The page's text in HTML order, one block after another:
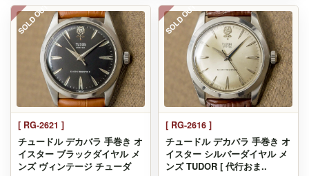
SOLD OUT
[ RG-2621 ]
チュードル デカバラ 手巻き オ
イスター ブラックダイヤル メ
ンズ ヴィンテージ チューダ
SOLD OUT
[ RG-2616 ]
チュードル デカバラ 手巻き オ
イスター シルバーダイヤル メ
ンズ TUDOR [ 代行おま..